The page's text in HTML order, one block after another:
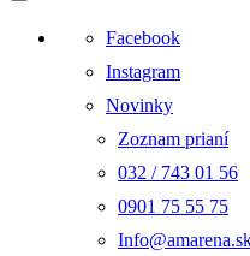
Facebook
Instagram
Novinky
Zoznam prianí
032 / 743 01 56
0901 75 55 75